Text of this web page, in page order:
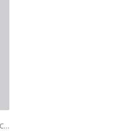
adidas Herre Tiro 24 Træningsshorts Crew Orange/Hvid